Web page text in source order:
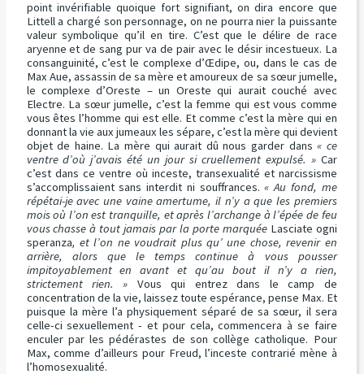
point invérifiable quoique fort signifiant, on dira encore que
Littell a chargé son personnage, on ne pourra nier la puissante
valeur symbolique qu’il en tire. C’est que le délire de race
aryenne et de sang pur va de pair avec le désir incestueux. La
consanguinité, c’est le complexe d’Œdipe, ou, dans le cas de
Max Aue, assassin de sa mère et amoureux de sa sœur jumelle,
le complexe d’Oreste – un Oreste qui aurait couché avec
Electre. La sœur jumelle, c’est la femme qui est vous comme
vous êtes l’homme qui est elle. Et comme c’est la mère qui en
donnant la vie aux jumeaux les sépare, c’est la mère qui devient
objet de haine. La mère qui aurait dû nous garder dans« ce
ventre d’où j’avais été un jour si cruellement expulsé. »Car
c’est dans ce ventre où inceste, transexualité et narcissisme
s’accomplissaient sans interdit ni souffrances.« Au fond, me
répétai-je avec une vaine amertume, il n’y a que les premiers
mois où l’on est tranquille, et après l’archange à l’épée de feu
vous chasse à tout jamais par la porte marquéeLasciate ogni
speranza, et l’on ne voudrait plus qu’ une chose, revenir en
arrière, alors que le temps continue à vous pousser
impitoyablement en avant et qu’au bout il n’y a rien,
strictement rien. » Vous qui entrez dans le camp de
concentration de la vie, laissez toute espérance, pense Max. Et
puisque la mère l’a physiquement séparé de sa sœur, il sera
celle-ci sexuellement - et pour cela, commencera à se faire
enculer par les pédérastes de son collège catholique. Pour
Max, comme d’ailleurs pour Freud, l’inceste contrarié mène à
l’homosexualité.